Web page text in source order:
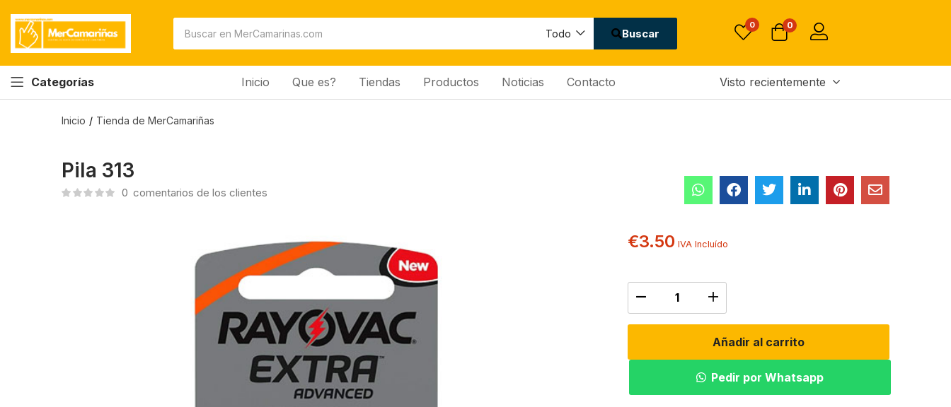
Todo Buscar
0 0
Categorías Inicio Que es? Tiendas Productos Noticias Contacto Visto recientemente
Inicio Tienda de MerCamariñas
Pila 313
0 comentarios de los clientes
€3.50 IVA Incluído
Añadir al carrito
Pedir por Whatsapp